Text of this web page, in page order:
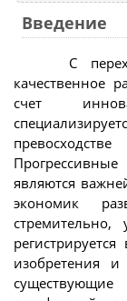
Введение
С
качественное
счет
являются
экономик
изобретения
существующие